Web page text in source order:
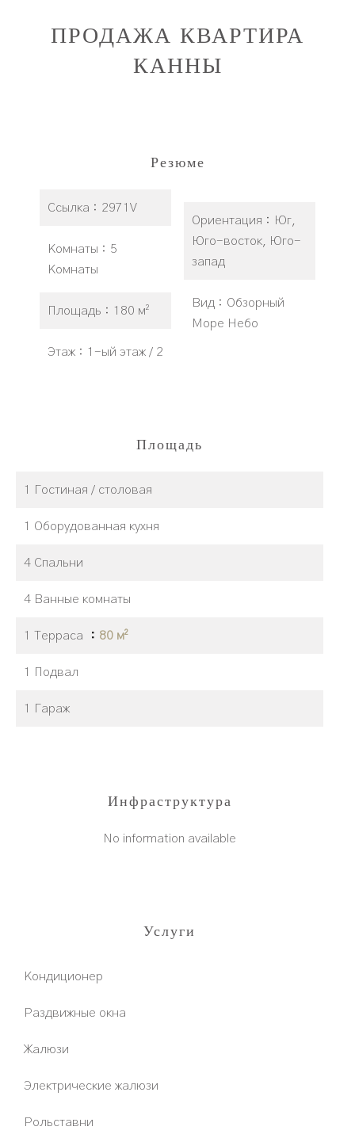
ПРОДАЖА КВАРТИРА
КАННЫ
Резюме
Ссылка 2971V
Комнаты
5
Комнаты
Площадь 180 м²
Этаж 1-ый этаж / 2
Ориентация
Юг,
Юго-восток, Юго-
запад
Вид
Обзорный
Море Небо
Площадь
1 Гостиная / столовая
1 Оборудованная кухня
4 Спальни
4 Ванные комнаты
1 Терраса 80 м²
1 Подвал
1 Гараж
Инфраструктура
No information available
Услуги
Кондиционер
Раздвижные окна
Жалюзи
Электрические жалюзи
Рольставни